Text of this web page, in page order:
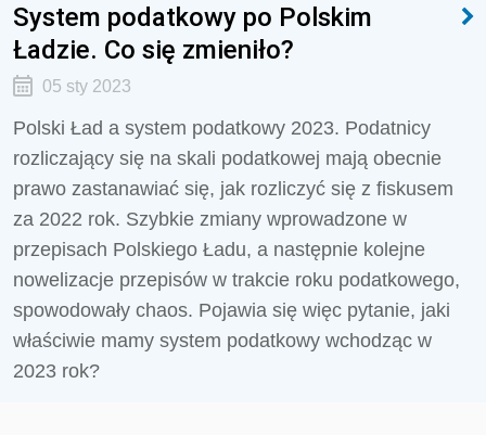
System podatkowy po Polskim
Ładzie. Co się zmieniło?
05 sty 2023
Polski Ład a system podatkowy 2023. Podatnicy
rozliczający się na skali podatkowej mają obecnie
prawo zastanawiać się, jak rozliczyć się z fiskusem
za 2022 rok. Szybkie zmiany wprowadzone w
przepisach Polskiego Ładu, a następnie kolejne
nowelizacje przepisów w trakcie roku podatkowego,
spowodowały chaos. Pojawia się więc pytanie, jaki
właściwie mamy system podatkowy wchodząc w
2023 rok?